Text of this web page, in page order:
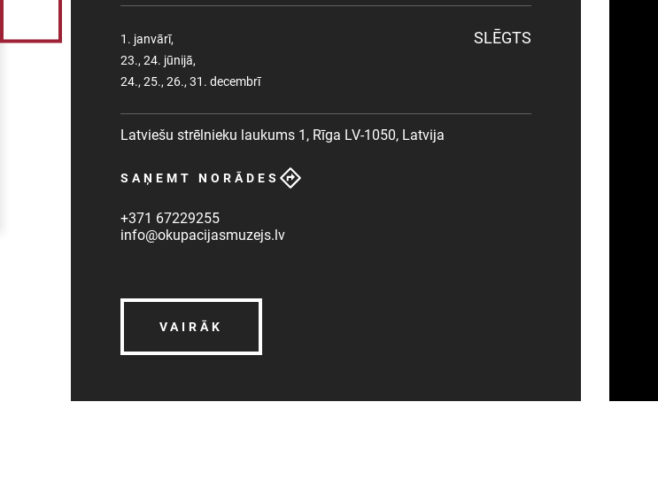
1. janvārī,
23., 24. jūnijā,
24., 25., 26., 31. decembrī
SLĒGTS
Latviešu strēlnieku laukums 1, Rīga LV-1050, Latvija
SAŅEMT NORĀDES
+371 67229255
info@okupacijasmuzejs.lv
VAIRĀK